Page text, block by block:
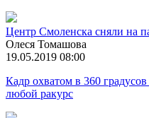
Центр Смоленска сняли на
Олеся Томашова
19.05.2019 08:00
Кадр охватом в 360
любой ракурс